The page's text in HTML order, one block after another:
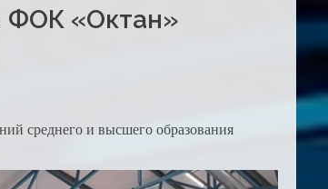
ФОК «Октан»
среднего и высшего образования